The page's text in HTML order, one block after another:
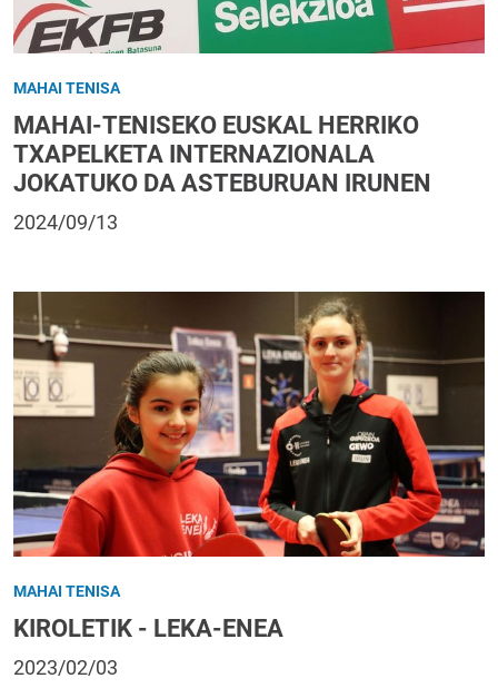
MAHAI TENISA
MAHAI-TENISEKO EUSKAL HERRIKO
TXAPELKETA INTERNAZIONALA
JOKATUKO DA ASTEBURUAN IRUNEN
2024/09/13
MAHAI TENISA
KIROLETIK - LEKA-ENEA
2023/02/03